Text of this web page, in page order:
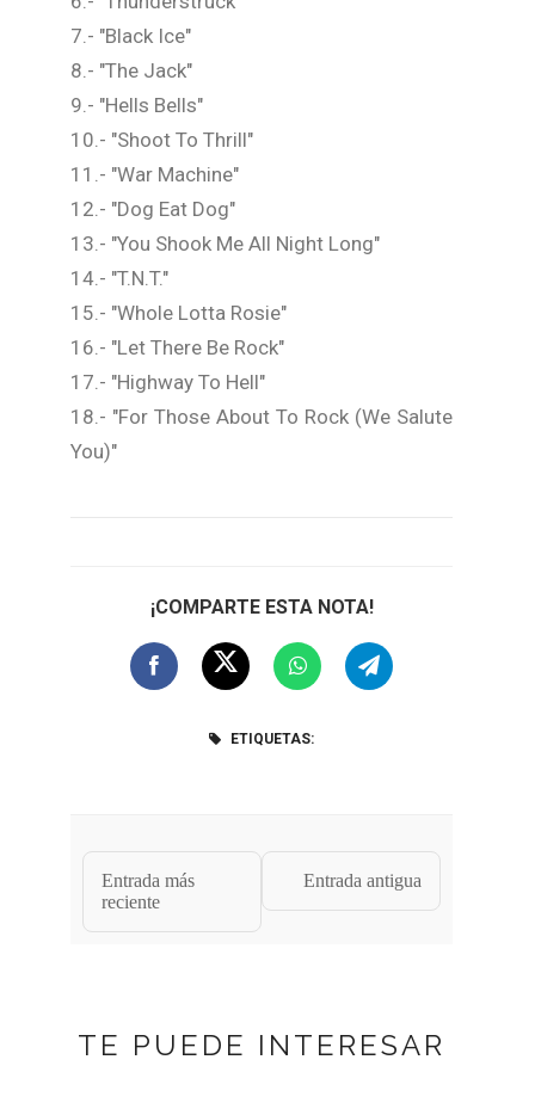
7.- "Black Ice"
8.- "The Jack"
9.- "Hells Bells"
10.- "Shoot To Thrill"
11.- "War Machine"
12.- "Dog Eat Dog"
13.- "You Shook Me All Night Long"
14.- "T.N.T."
15.- "Whole Lotta Rosie"
16.- "Let There Be Rock"
17.- "Highway To Hell"
18.- "For Those About To Rock (We Salute
You)"
¡COMPARTE ESTA NOTA!
ETIQUETAS:
Entrada más
reciente
Entrada antigua
TE PUEDE INTERESAR